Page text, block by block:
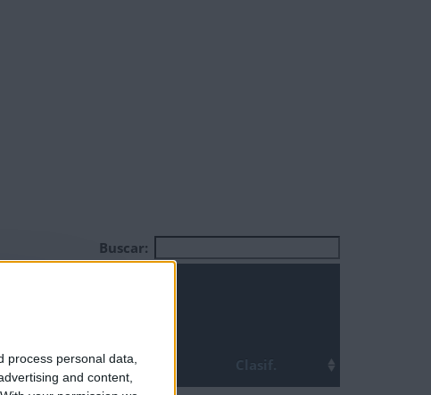
personal data,
and content,
Buscar:
Fecha Top Clasif.